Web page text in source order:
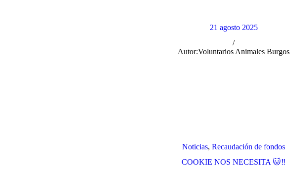
21 agosto 2025
Autor:Voluntarios Animales Burgos
Noticias, Recaudación de fondos
COOKIE NOS NECESITA 🐱‼️